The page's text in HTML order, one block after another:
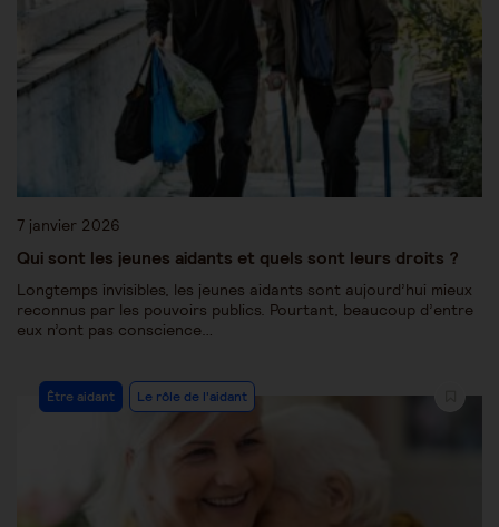
7 janvier 2026
Qui sont les jeunes aidants et quels sont leurs droits ?
Longtemps invisibles, les jeunes aidants sont aujourd’hui mieux
reconnus par les pouvoirs publics. Pourtant, beaucoup d’entre
eux n’ont pas conscience…
Être aidant Le rôle de l'aidant